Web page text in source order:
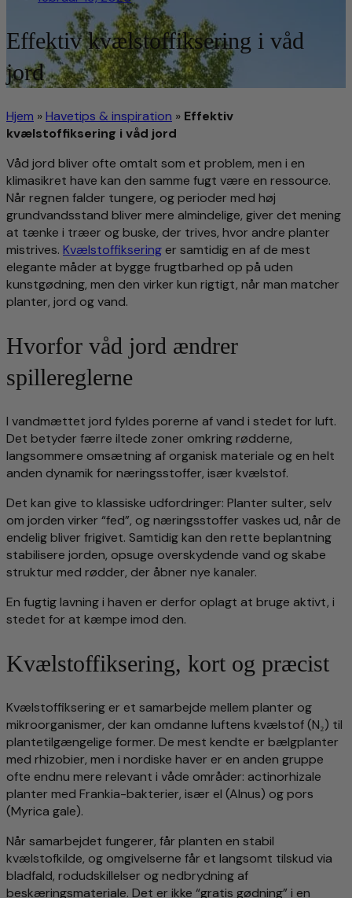
Effektiv kvælstoffiksering i våd
jord
Hjem »Havetips & inspiration » Effektiv
kvælstoffiksering i våd jord
Våd jord bliver ofte omtalt som et problem, men i en
klimasikret have kan den samme fugt være en ressource.
Når regnen falder tungere, og perioder med høj
grundvandsstand bliver mere almindelige, giver det mening
at tænke i træer og buske, der trives, hvor andre planter
mistrives. Kvælstoffikseringer samtidig en af de mest
elegante måder at bygge frugtbarhed op på uden
kunstgødning, men den virker kun rigtigt, når man matcher
planter, jord og vand.
Hvorfor våd jord ændrer
spillereglerne
I vandmættet jord fyldes porerne af vand i stedet for luft.
Det betyder færre iltede zoner omkring rødderne,
langsommere omsætning af organisk materiale og en helt
anden dynamik for næringsstoffer, især kvælstof.
Det kan give to klassiske udfordringer: Planter sulter, selv
om jorden virker “fed”, og næringsstoffer vaskes ud, når de
endelig bliver frigivet. Samtidig kan den rette beplantning
stabilisere jorden, opsuge overskydende vand og skabe
struktur med rødder, der åbner nye kanaler.
En fugtig lavning i haven er derfor oplagt at bruge aktivt, i
stedet for at kæmpe imod den.
Kvælstoffiksering, kort og præcist
Kvælstoffiksering er et samarbejde mellem planter og
mikroorganismer, der kan omdanne luftens kvælstof (N₂) til
plantetilgængelige former. De mest kendte er bælgplanter
med rhizobier, men i nordiske haver er en anden gruppe
ofte endnu mere relevant i våde områder: actinorhizale
planter med Frankia-bakterier, især el (Alnus) og pors
(Myrica gale).
Når samarbejdet fungerer, får planten en stabil
kvælstofkilde, og omgivelserne får et langsomt tilskud via
bladfald, rodudskillelser og nedbrydning af
beskæringsmateriale. Det er ikke “gratis gødning” i en